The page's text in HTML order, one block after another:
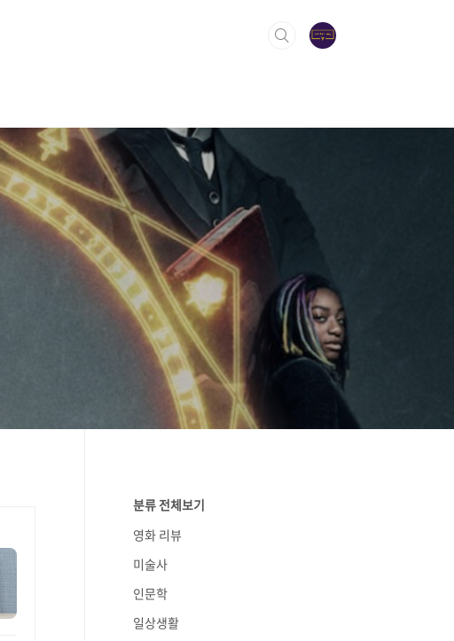
분류 전체보기
영화 리뷰
미술사
인문학
일상생활